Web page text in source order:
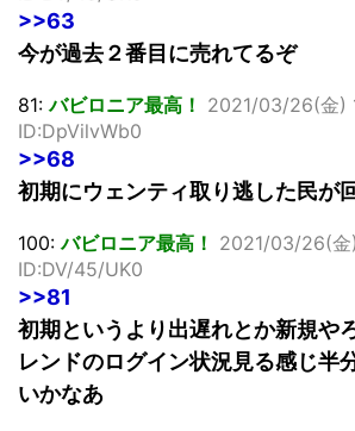
>>63
今が過去２番目に売れてるぞ
81:バビロニア最高！ 2021/03/26(金)
ID:DpVilvWb0
>>68
初期にウェンティ取り逃した民が
100:バビロニア最高！ 2021/03/26(金
ID:DV/45/UK0
>>81
初期というより出遅れとか新規や
レンドのログイン状況見る感じ半
いかなあ